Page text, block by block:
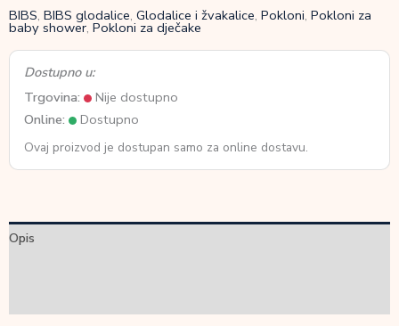
BIBS, BIBS glodalice, Glodalice i žvakalice, Pokloni, Pokloni za
baby shower, Pokloni za dječake
Dostupno u:
Trgovina:
Nije dostupno
Online:
Dostupno
Ovaj proizvod je dostupan samo za online dostavu.
Opis